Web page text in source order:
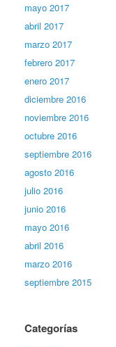
mayo 2017
abril 2017
marzo 2017
febrero 2017
enero 2017
diciembre 2016
noviembre 2016
octubre 2016
septiembre 2016
agosto 2016
julio 2016
junio 2016
mayo 2016
abril 2016
marzo 2016
septiembre 2015
Categorías